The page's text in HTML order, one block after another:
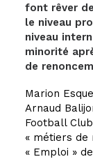
font rêver
le niveau
niveau
minorité
de
Marion
Arnaud
Football
« métiers de
« Emploi »